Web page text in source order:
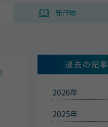
発行物
過去の記事
2026年
2025年